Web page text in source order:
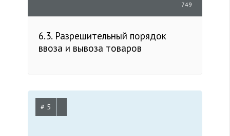
749
6.3. Разрешительный порядок
ввоза и вывоза товаров
# 5